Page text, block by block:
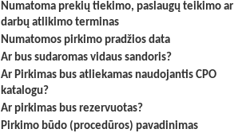
Numatoma prekių tiekimo, paslaugų teikimo ar
darbų atlikimo terminas
Numatomos pirkimo pradžios data
Ar bus sudaromas vidaus sandoris?
Ar Pirkimas bus atliekamas naudojantis CPO
katalogu?
Ar pirkimas bus rezervuotas?
Pirkimo būdo (procedūros) pavadinimas